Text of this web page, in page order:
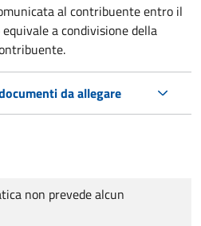
al contribuente entro il
a condivisione della
da allegare
non prevede alcun